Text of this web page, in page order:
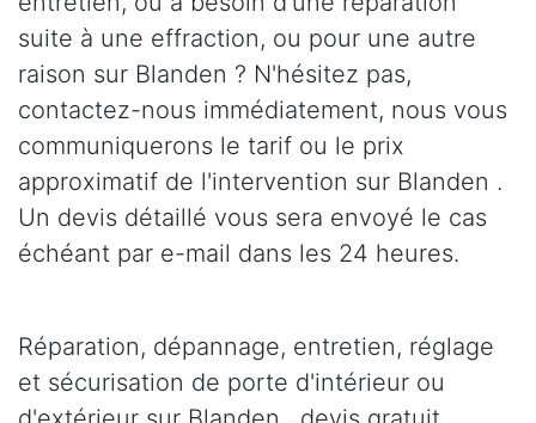
suite à une effraction, ou pour une autre
raison sur Blanden ? N'hésitez pas,
contactez-nous immédiatement, nous vous
communiquerons le tarif ou le prix
approximatif de l'intervention sur Blanden .
Un devis détaillé vous sera envoyé le cas
échéant par e-mail dans les 24 heures.
Réparation, dépannage, entretien, réglage
et sécurisation de porte d'intérieur ou